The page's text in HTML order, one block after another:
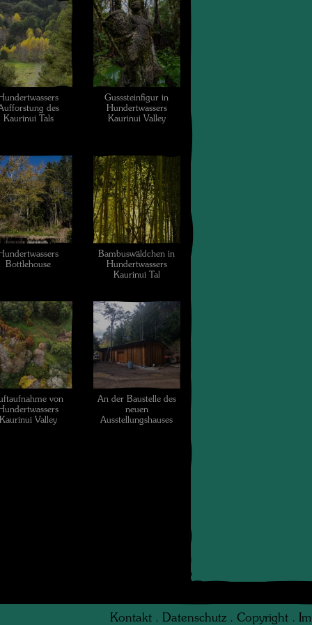
des
Kaurinui Tals
Gusssteinfigur in
Hundertwassers
Kaurinui Valley
Hundertwassers
Bottlehouse
Bambuswäldchen in
Hundertwassers
Kaurinui Tal
von
Kaurinui Valley
An der Baustelle des
neuen
Ausstellungshauses
Kontakt . Datenschutz . Copyright .